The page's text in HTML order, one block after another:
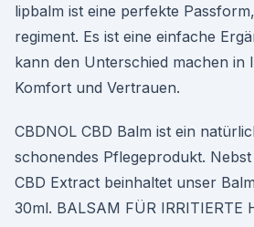
lipbalm ist eine perfekte
regiment. Es ist eine einfache
kann den Unterschied machen in
Komfort und Vertrauen.
CBDNOL CBD Balm ist ein
schonendes Pflegeprodukt.
CBD Extract beinhaltet unser
30ml. BALSAM FÜR IRRITIERTE